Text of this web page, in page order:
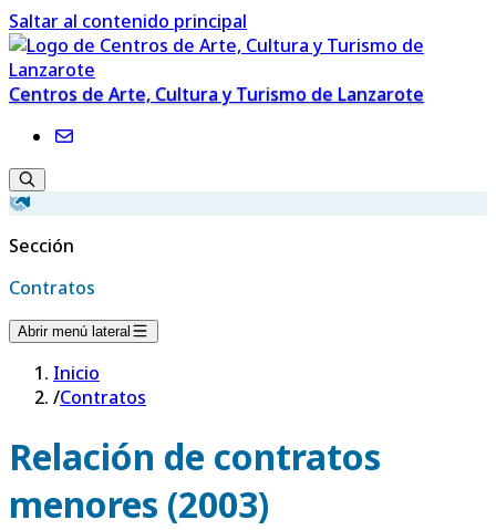
Saltar al contenido principal
Centros de Arte, Cultura y Turismo de Lanzarote
Sección
Contratos
Abrir menú lateral
Inicio
/Contratos
Relación de contratos
menores (2003)